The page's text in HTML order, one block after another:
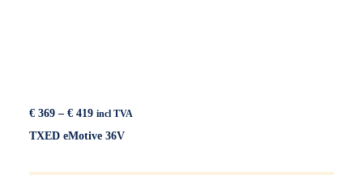
€ 369 – € 419Price
€ 369
incl TVA
TXED eMotive 36V